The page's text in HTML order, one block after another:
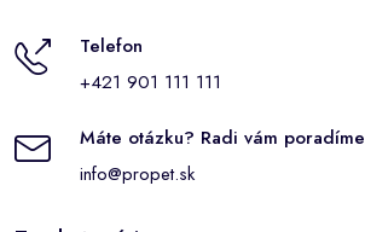
Telefon
+421 901 111 111
Máte otázku? Radi vám poradíme
info@propet.sk